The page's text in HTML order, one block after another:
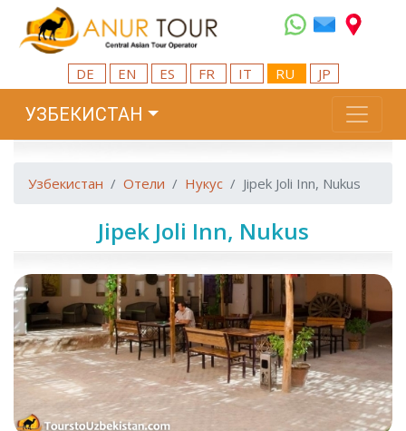
DE EN ES FR IT RU JP
УЗБЕКИСТАН
Узбекистан Отели Нукус Jipek Joli Inn, Nukus
Jipek Joli Inn, Nukus